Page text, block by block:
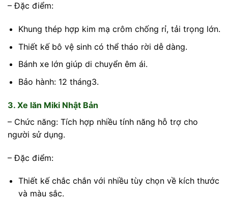
– Đặc điểm:
Khung thép hợp kim mạ crôm chống rỉ, tải trọng lớn.
Thiết kế bô vệ sinh có thể tháo rời dễ dàng.
Bánh xe lớn giúp di chuyển êm ái.
Bảo hành: 12 tháng3.
3. Xe lăn Miki Nhật Bản
– Chức năng: Tích hợp nhiều tính năng hỗ trợ cho
người sử dụng.
– Đặc điểm:
Thiết kế chắc chắn với nhiều tùy chọn về kích thước
và màu sắc.